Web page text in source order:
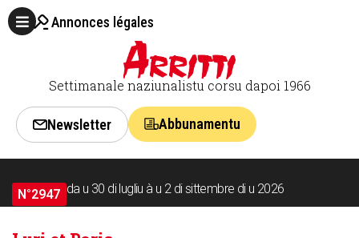
Annonces légales
Settimanale naziunalistu corsu dapoi 1966
Newsletter Abbunamentu
N°2947 da u 30 di lugliu à u 2 di sittembre di u 2026